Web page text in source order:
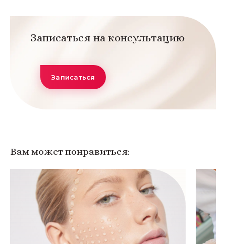
Записаться на консультацию
Записаться
Вам может понравиться: